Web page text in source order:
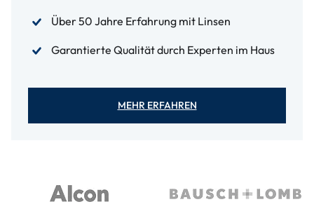
Über 50 Jahre Erfahrung mit Linsen
Garantierte Qualität durch Experten im Haus
MEHR ERFAHREN